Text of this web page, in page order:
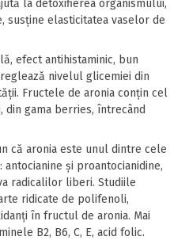
la detoxifierea organismului,
susține elasticitatea vaselor de
efect antihistaminic, bun
nivelul glicemiei din
Fructele de aronia conțin cel
din gama berries, întrecând
că aronia este unul dintre cele
și proantocianidine,
radicalilor liberi. Studiile
ridicate de polifenoli,
în fructul de aronia. Mai
B2, B6, C, E, acid folic.